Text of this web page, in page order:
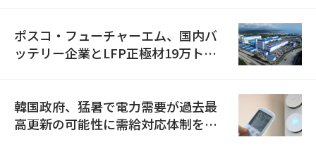
ポスコ・フューチャーエム、国内バ
ッテリー企業とLFP正極材19万トン
韓国政府、猛暑で電力需要が過去最
高更新の可能性に需給対応体制を点